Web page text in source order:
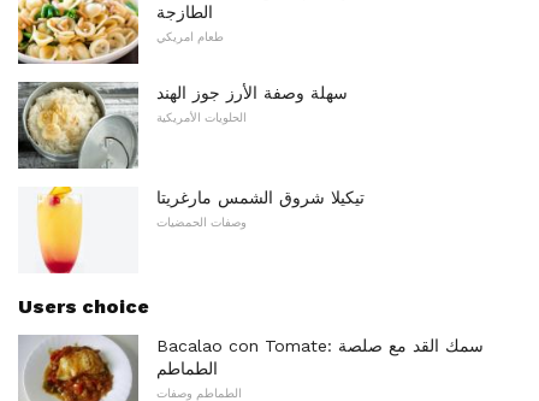
الطازجة
طعام امريكي
سهلة وصفة الأرز جوز الهند
الحلويات الأمريكية
تيكيلا شروق الشمس مارغريتا
وصفات الحمضيات
Users choice
Bacalao con Tomate: سمك القد مع صلصة
الطماطم
الطماطم وصفات